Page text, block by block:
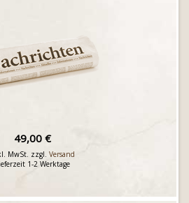
49,00 €
MwSt. zzgl. Versand
1-2 Werktage